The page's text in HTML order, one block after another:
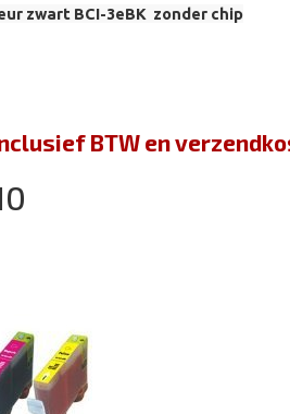
zwart BCI-3eBK zonder chip
BTW en